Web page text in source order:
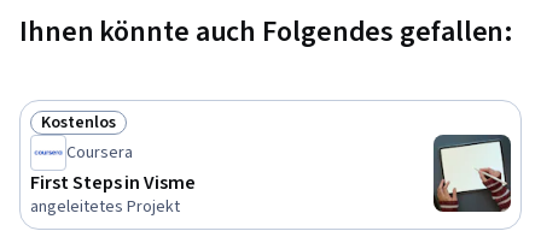
Ihnen könnte auch Folgendes gefallen:
Status: Kostenlos
Kostenlos
Coursera
First Steps in Visme
angeleitetes Projekt